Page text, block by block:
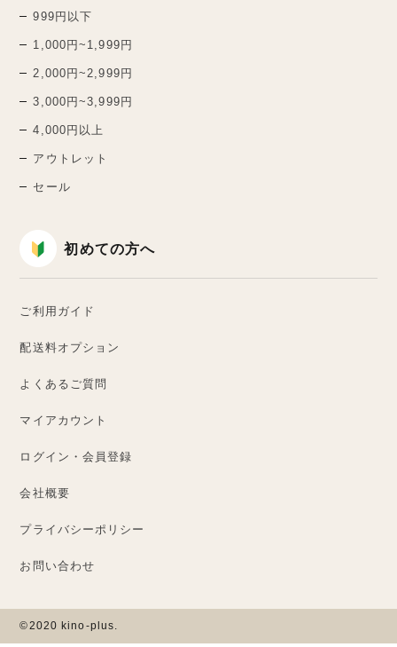
999円以下
1,000円~1,999円
2,000円~2,999円
3,000円~3,999円
4,000円以上
アウトレット
セール
初めての方へ
ご利用ガイド
配送料オプション
よくあるご質問
マイアカウント
ログイン・会員登録
会社概要
プライバシーポリシー
お問い合わせ
©2020 kino-plus.